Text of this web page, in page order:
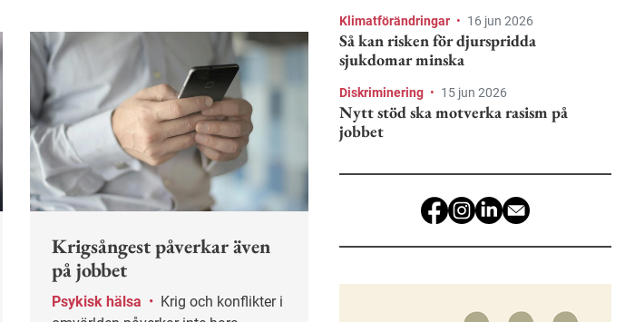
Krigsångest påverkar även
på jobbet
Psykisk hälsa •
Klimatförändringar • 16 jun 2026
Så kan risken för djurspridda
sjukdomar minska
Diskriminering • 15 jun 2026
Nytt stöd ska motverka rasism på
jobbet